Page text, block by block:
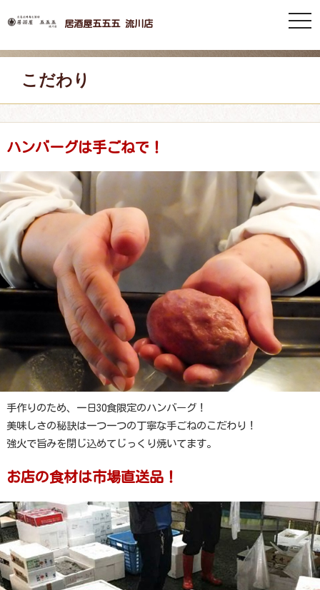
居酒屋五五五 流川店
こだわり
ハンバーグは手ごねで！
手作りのため、一日30食限定のハンバーグ！
美味しさの秘訣は一つ一つの丁寧な手ごねのこだわり！
強火で旨みを閉じ込めてじっくり焼いてます。
お店の食材は市場直送品！